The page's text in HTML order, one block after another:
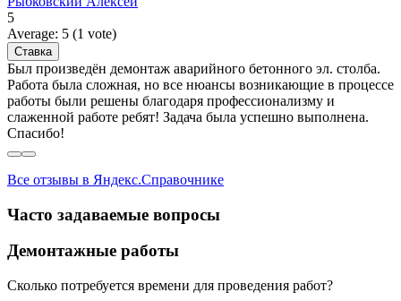
5
Average: 5 (1 vote)
Был произведён демонтаж аварийного бетонного эл. столба.
Работа была сложная, но все нюансы возникающие в процессе
работы были решены благодаря профессионализму и
слаженной работе ребят! Задача была успешно выполнена.
Спасибо!
Все отзывы в Яндекс.Справочнике
Часто задаваемые вопросы
Демонтажные работы
Сколько потребуется времени для проведения работ?